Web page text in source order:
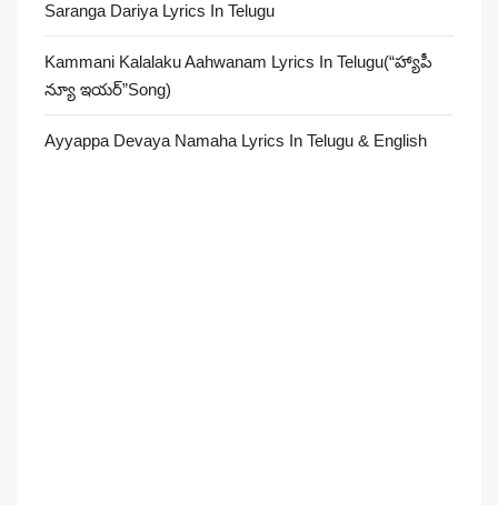
Saranga Dariya Lyrics In Telugu
Kammani Kalalaku Aahwanam Lyrics In Telugu(“హ్యాపీ
న్యూ ఇయర్”Song)
Ayyappa Devaya Namaha Lyrics In Telugu & English